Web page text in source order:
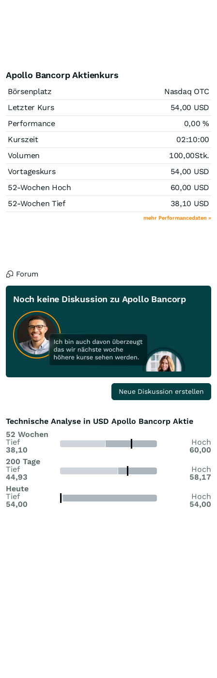
Apollo Bancorp Aktienkurs
Börsenplatz
Nasdaq OTC
Letzter Kurs
54,00 USD
Performance
0,00%
Kurszeit
02:10:00
Volumen
100,00Stk.
Vortageskurs
54,00 USD
52-Wochen Hoch
60,00 USD
52-Wochen Tief
38,10 USD
mehr Performancedaten »
Forum
Noch keine Diskussion zu Apollo Bancorp
Neue Diskussion erstellen
Technische Analyse in USD Apollo Bancorp Aktie
52 Wochen
Tief
38,10
Hoch
60,00
200 Tage
Tief
44,93
Hoch
58,17
Heute
Tief
54,00
Hoch
54,00